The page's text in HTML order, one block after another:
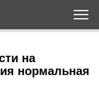
на
нормальная